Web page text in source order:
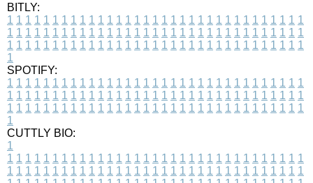
BITLY:
1 1 1 1 1 1 1 1 1 1 1 1 1 1 1 1 1 1 1 1 1 1 1 1 1 1 1 1 1 1 1 1 1
1 1 1 1 1 1 1 1 1 1 1 1 1 1 1 1 1 1 1 1 1 1 1 1 1 1 1 1 1 1 1 1 1
1 1 1 1 1 1 1 1 1 1 1 1 1 1 1 1 1 1 1 1 1 1 1 1 1 1 1 1 1 1 1 1 1
1
SPOTIFY:
1 1 1 1 1 1 1 1 1 1 1 1 1 1 1 1 1 1 1 1 1 1 1 1 1 1 1 1 1 1 1 1 1
1 1 1 1 1 1 1 1 1 1 1 1 1 1 1 1 1 1 1 1 1 1 1 1 1 1 1 1 1 1 1 1 1
1 1 1 1 1 1 1 1 1 1 1 1 1 1 1 1 1 1 1 1 1 1 1 1 1 1 1 1 1 1 1 1 1
1
CUTTLY BIO:
1
1 1 1 1 1 1 1 1 1 1 1 1 1 1 1 1 1 1 1 1 1 1 1 1 1 1 1 1 1 1 1 1 1
1 1 1 1 1 1 1 1 1 1 1 1 1 1 1 1 1 1 1 1 1 1 1 1 1 1 1 1 1 1 1 1 1